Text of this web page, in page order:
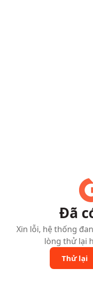
Đã
Xin lỗi, hệ thống
lòng thử lại
Thử lại